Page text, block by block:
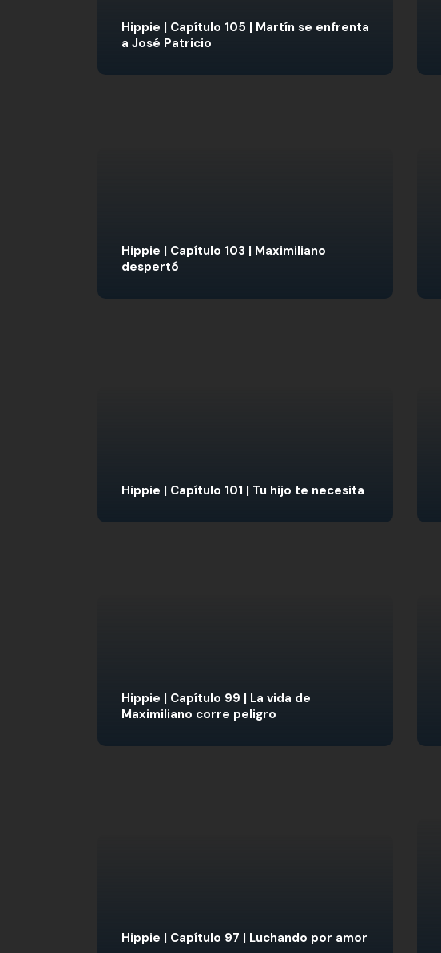
Hippie | Capítulo 105 | Martín se enfrenta
a José Patricio
Hippie | Capítulo 103 | Maximiliano
despertó
Hippie | Capítulo 101 | Tu hijo te necesita
Hippie | Capítulo 99 | La vida de
Maximiliano corre peligro
Hippie | Capítulo 97 | Luchando por amor